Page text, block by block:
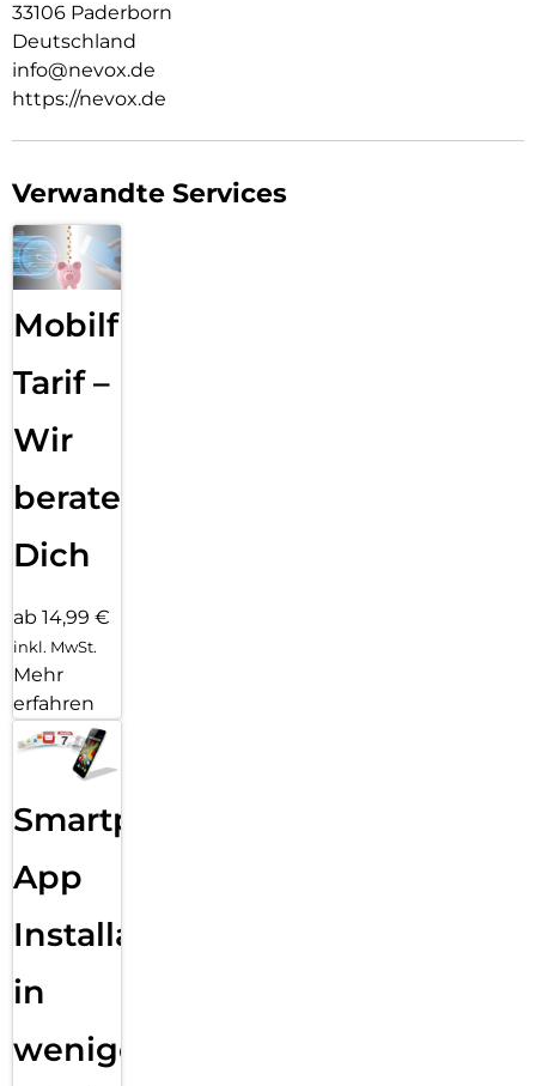
33106 Paderborn
Deutschland
info@nevox.de
https://nevox.de
Verwandte Services
Mobilfunk
Tarif –
Wir
beraten
Dich
ab 14,99 €
inkl. MwSt.
Mehr
erfahren
Smartphone
App
Installation
in
wenigen